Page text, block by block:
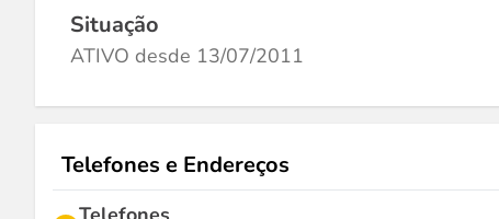
Situação
ATIVO desde 13/07/2011
Telefones e Endereços